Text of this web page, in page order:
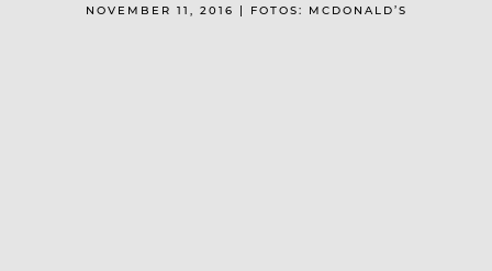
NOVEMBER 11, 2016 | FOTOS: MCDONALD’S